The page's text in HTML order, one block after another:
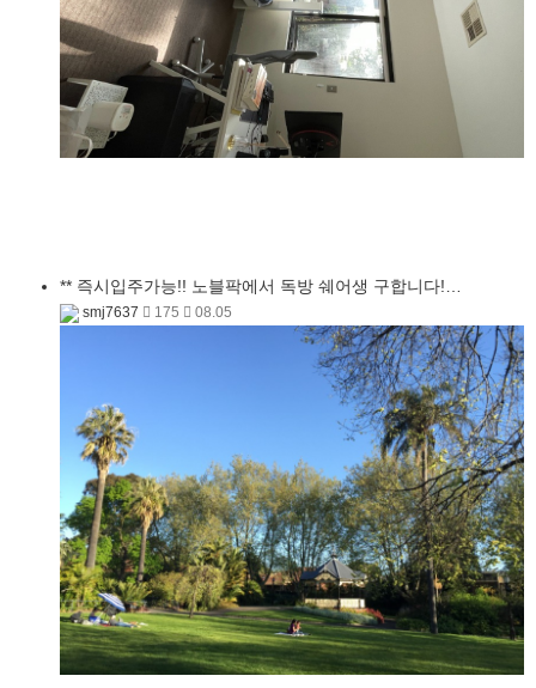
** 즉시입주가능!! 노블팍에서 독방 쉐어생 구합니다!…
smj7637 175 08.05